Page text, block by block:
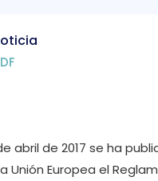
abril de 2017 se ha
Unión Europea el